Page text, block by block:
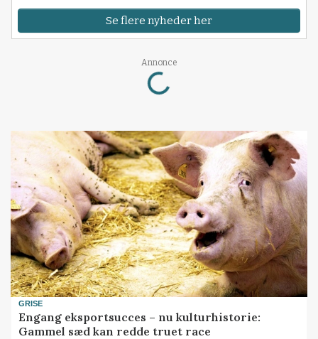
Se flere nyheder her
Annonce
Loading...
GRISE
Engang eksportsucces – nu kulturhistorie:
Gammel sæd kan redde truet race